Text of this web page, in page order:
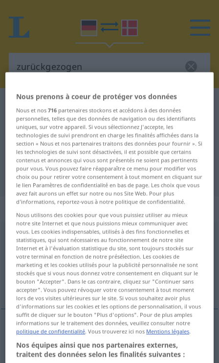
Dictionnaire Allemand-Danois
Traduction Allemand-Danois de
"zurückgezogen"
"zurückgezogen" - traduction
Danois
„zurückgezogen“
zurückgezogen
Vue d'ensemble de toutes les traductions
(Pour plus d'informations, cliquez sur/touchez la traduction)
tilbagetrukket
tilbagetrukket zurückgezogen
Nous prenons à coeur de protéger vos données
Nous et nos716 partenaires stockons et accédons à des données
personnelles, telles que des données de navigation ou des identifiants
uniques, sur votre appareil. Si vous sélectionnez J'accepte, les
technologies de suivi prendront en charge les finalités affichées dans la
section « Nous et nos partenaires traitons des données pour fournir ». Si
les technologies de suivi sont désactivées, il est possible que certains
contenus et annonces qui vous sont présentés ne soient pas pertinents
pour vous. Vous pouvez faire réapparaître ce menu pour modifier vos
choix ou pour retirer votre consentement à tout moment en cliquant sur
le lien Paramètres de confidentialité en bas de page. Les choix que vous
avez fait aurons un effet sur notre ou nos Site Web. Pour plus
d’informations, reportez-vous à notre politique de confidentialité.
Nous utilisons des cookies pour que vous puissiez utiliser au mieux
notre site Internet et que nous puissions mieux communiquer avec
vous. Les cookies indispensables, utilisés à des fins fonctionnelles et
statistiques, qui sont nécessaires au fonctionnement de notre site
Internet et à l'évaluation statistique du site, sont toujours stockés sur
votre terminal en fonction de notre présélection. Les cookies de
marketing et les cookies utilisés pour la publicité personnalisée ne sont
stockés que si vous nous donnez votre consentement en cliquant sur le
bouton "Accepter". Dans le cas contraire, cliquez sur "Continuer sans
accepter". Vous pouvez révoquer votre consentement à tout moment
lors de vos visites ultérieures sur le site. Si vous souhaitez avoir plus
d'informations sur les cookies et les options de personnalisation, il vous
suffit de cliquer sur le bouton "Plus d'options". Pour de plus amples
informations sur le traitement des données, veuillez consulter notre
politique de confidentialité. Vous trouverez ici nos Mentions légales.
Nos équipes ainsi que nos partenaires externes,
traitent des données selon les finalités suivantes :